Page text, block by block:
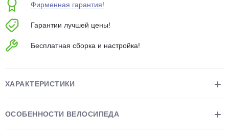
Фирменная гарантия!
Гарантии лучшей цены!
Бесплатная сборка и настройка!
ХАРАКТЕРИСТИКИ
ОСОБЕННОСТИ ВЕЛОСИПЕДА
Остались вопросы?